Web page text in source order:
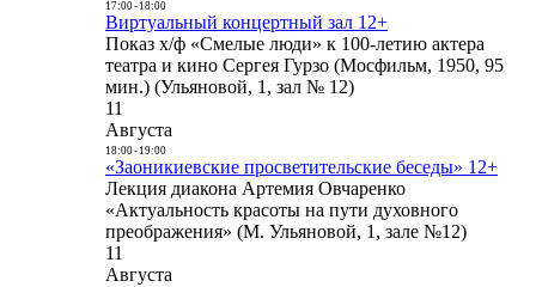
17:00- 18:00
Виртуальный концертный зал 12+
Показ х/ф «Смелые люди» к 100-летию актера
театра и кино Сергея Гурзо (Мосфильм, 1950, 95
мин.) (Ульяновой, 1, зал № 12)
11
Августа
18:00- 19:00
«Заоникиевские просветительские беседы» 12+
Лекция диакона Артемия Овчаренко
«Актуальность красоты на пути духовного
преображения» (М. Ульяновой, 1, зале №12)
11
Августа